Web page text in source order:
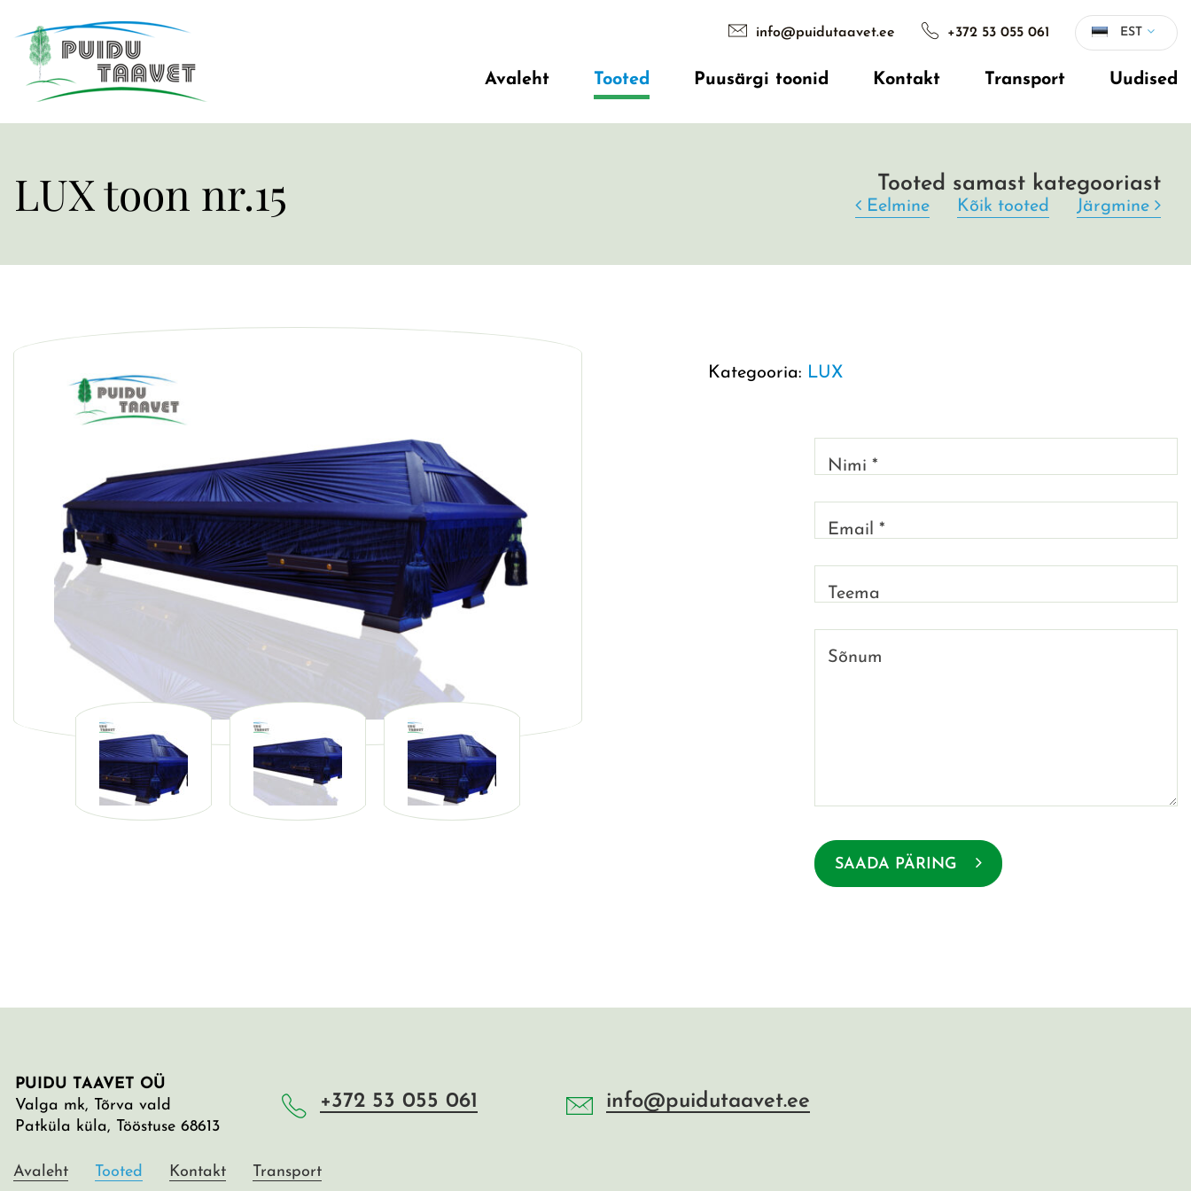
EST
info@puidutaavet.ee +372 53 055 061
Avaleht Tooted Puusärgi toonid Kontakt Transport Uudised
LUX toon nr.15 Tooted samast kategooriast
Eelmine Kõik tooted Järgmine
Kategooria: LUX
Nimi *
Email *
Teema
Sõnum
SAADA PÄRING
PUIDU TAAVET OÜ
Valga mk, Tõrva vald
Patküla küla, Tööstuse 68613
+372 53 055 061 info@puidutaavet.ee
Avaleht Tooted Kontakt Transport